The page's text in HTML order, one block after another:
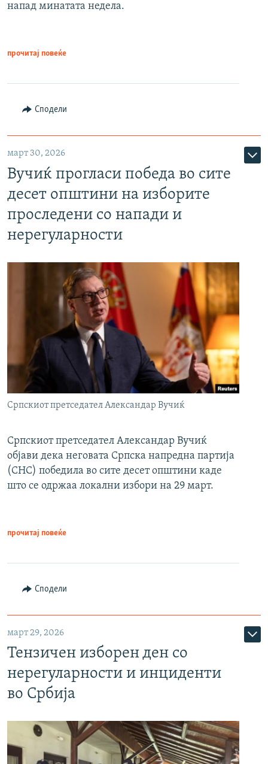
напад минатата недела.
прочитај повеќе
Сподели
март 30, 2026
Вучиќ прогласи победа во сите
десет општини на изборите
проследени со напади и
нерегуларности
Српскиот претседател Александар Вучиќ
Српскиот претседател Александар Вучиќ
објави дека неговата Српска напредна партија
(СНС) победила во сите десет општини каде
што се одржаа локални избори на 29 март.
прочитај повеќе
Сподели
март 29, 2026
Тензичен изборен ден со
нерегуларности и инциденти
во Србија